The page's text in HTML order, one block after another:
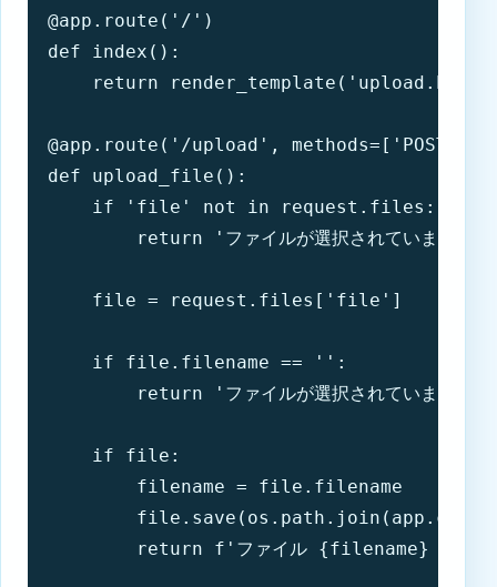
@app.route('/')
def index():
return
@app.route('/upload', methods=['POST'])
def upload_file():
    if 'file' not in request.files:
        return 'ファイルが選択されていません'
    file = request.files['file']
    if file.filename == '':
        return 'ファイルが選択されていません'
    if file:
        filename = file.filename
return f'ファイル {filename} のアッ